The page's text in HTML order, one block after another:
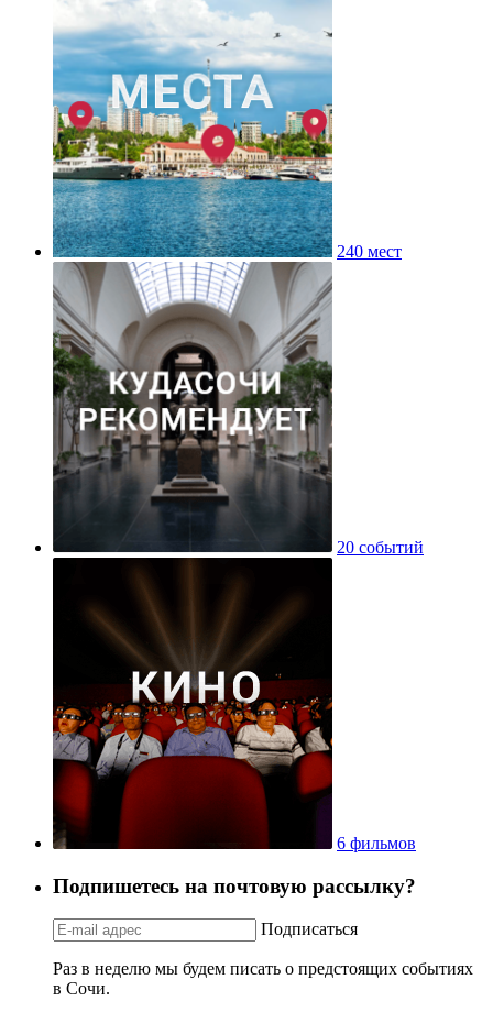
240 мест
20 событий
6 фильмов
Подпишетесь на почтовую рассылку?
Подписаться
Раз в неделю мы будем писать о предстоящих событиях
в Сочи.